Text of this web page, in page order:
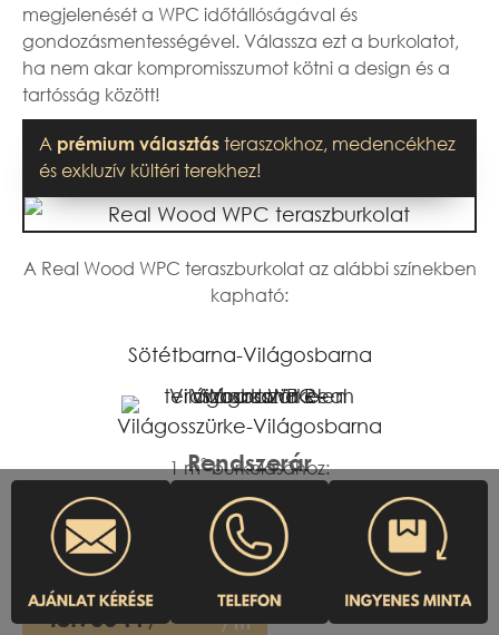
megjelenését a WPC időtállóságával és
gondozásmentességével. Válassza ezt a burkolatot,
ha nem akar kompromisszumot kötni a design és a
tartósság között!
A prémium választás teraszokhoz, medencékhez
és exkluzív kültéri terekhez!
A Real Wood WPC teraszburkolat az alábbi színekben
kapható:
Sötétbarna-Világosbarna
Világosszürke-Világosbarna
Rendszerár
1 m2burkolásához:
Rendszerár
2
burkolásához
48.900 Ft/
AKCIÓS ÁR
44.010 Ft
/m